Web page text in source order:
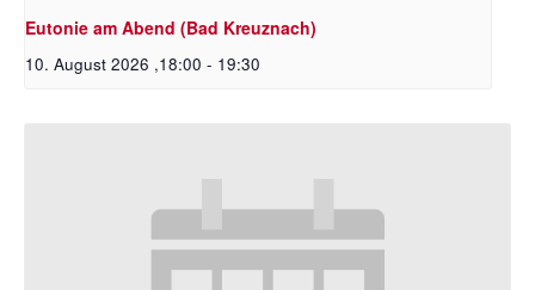
Eutonie am Abend (Bad Kreuznach)
10. August 2026 ,18:00 - 19:30